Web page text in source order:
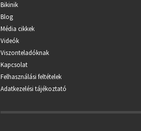
Bikinik
Blog
Média cikkek
Videók
Viszonteladóknak
Kapcsolat
Felhasználási feltételek
Adatkezelési tájékoztató